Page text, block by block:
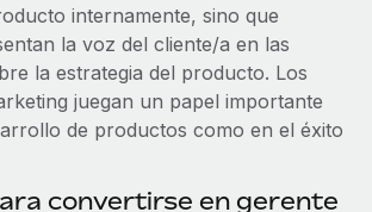
internamente, sino que
la voz del cliente/a en las
la estrategia del producto. Los
juegan un papel importante
de productos como en el éxito
convertirse en gerente